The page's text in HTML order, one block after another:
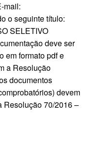
o seguinte título:
SELETIVO
deve ser
em formato pdf e
a Resolução
documentos
devem
Resolução 70/2016 –